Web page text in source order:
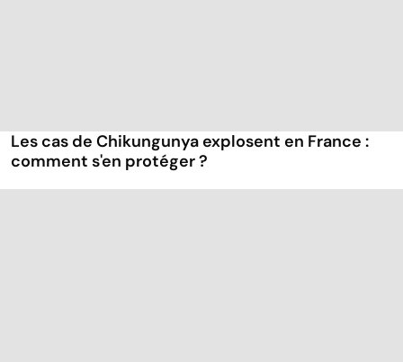
Les cas de Chikungunya explosent en France :
comment s'en protéger ?